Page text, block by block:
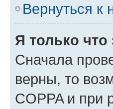
Вернуться к
Я только что
Сначала
верны, то
COPPA и при